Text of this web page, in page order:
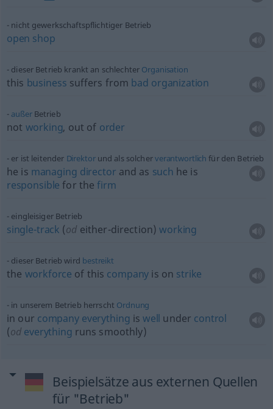
nicht gewerkschaftspflichtiger Betrieb
open shop
dieser Betrieb krankt an schlechter Organisation
this business suffers from bad organization
außerBetrieb
not working, out of order
er ist leitender Direktorund als solcherverantwortlich für den Betrieb
he is managing director and as such he is
responsible for thefirm
eingleisiger Betrieb
single-track (od either-direction)working
dieser Betrieb wird bestreikt
the workforce of this company is on strike
in unserem Betrieb herrscht Ordnung
in our company everything is well under control
(od everything runs smoothly)
Beispielsätze aus externen Quellen
für "Betrieb"